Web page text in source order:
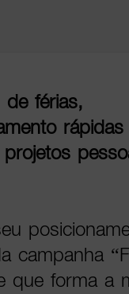
férias,
rápidas
campanha
que forma a